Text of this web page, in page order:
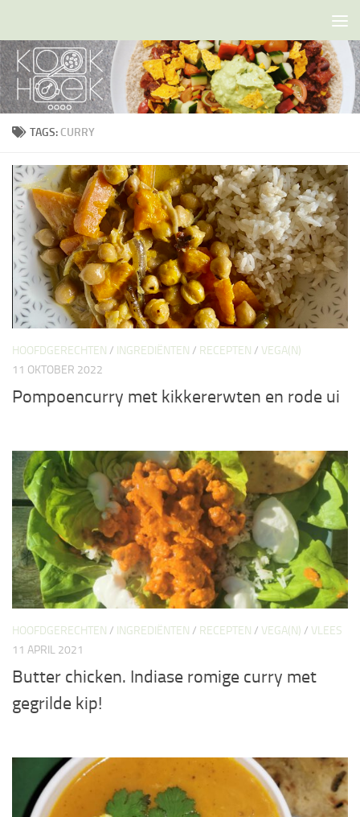
TAGS: CURRY
HOOFDGERECHTEN / INGREDIËNTEN / RECEPTEN / VEGA(N)
11 OKTOBER 2022
Pompoencurry met kikkererwten en rode ui
HOOFDGERECHTEN / INGREDIËNTEN / RECEPTEN / VEGA(N) / VLEES
11 APRIL 2021
Butter chicken. Indiase romige curry met
gegrilde kip!